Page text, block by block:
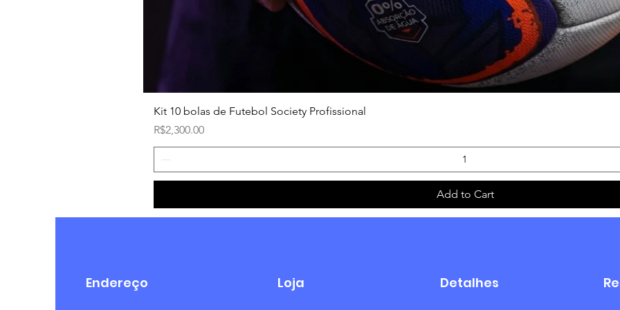
Kit 10 bolas de Futebol Society Profissional
Price
R$2,300.00
Add to Cart
Endereço Loja Detalhes